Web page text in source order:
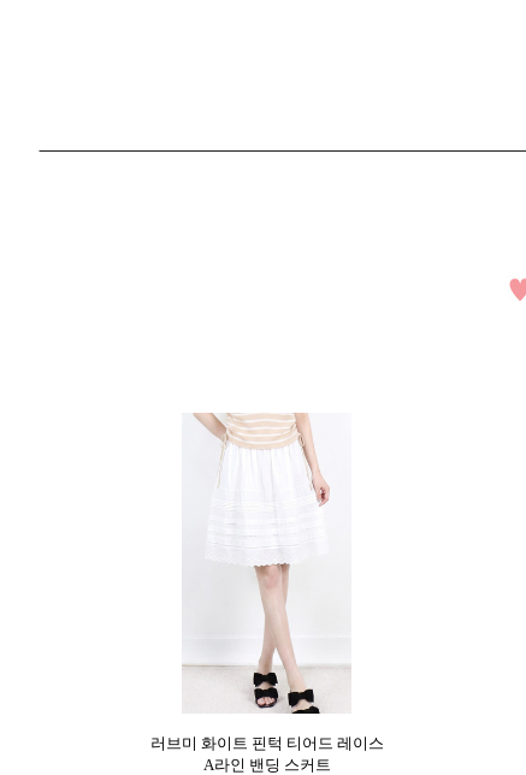
러브미 화이트 핀턱 티어드 레이스
A라인 밴딩 스커트